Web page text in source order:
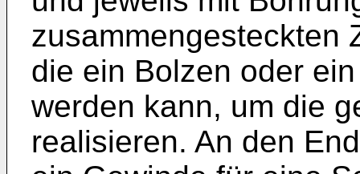
zusammengesteckten
die ein Bolzen oder
werden kann, um die
realisieren. An den